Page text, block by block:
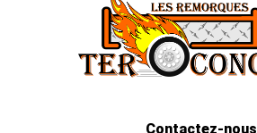
Contactez-nous